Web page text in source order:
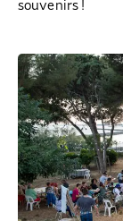
souvenirs !